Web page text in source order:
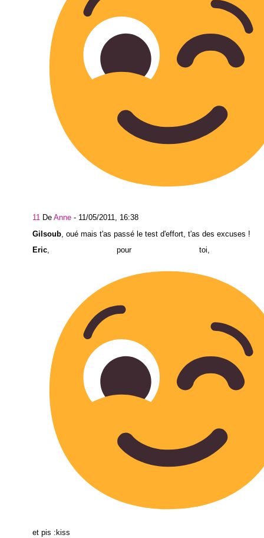
11 De Anne - 11/05/2011, 16:38
Gilsoub , oué mais t'as passé le test d'effort, t'as des excuses !
Eric, pour toi,
et pis :kiss